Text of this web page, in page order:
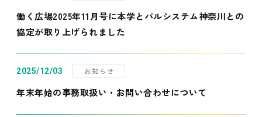
働く広場2025年11月号に本学とパルシステム神奈川との
協定が取り上げられました
2025/12/03 お知らせ
年末年始の事務取扱い・お問い合わせについて